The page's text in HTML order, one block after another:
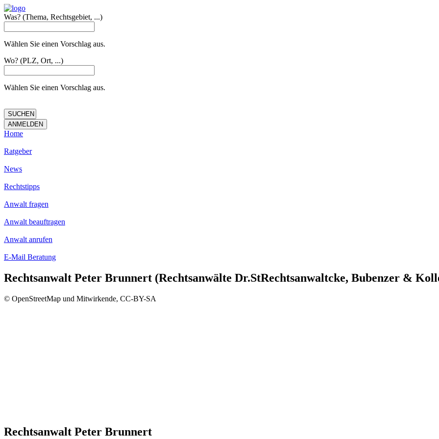
Was? (Thema, Rechtsgebiet, ...)
Wählen Sie einen Vorschlag aus.
Wo? (PLZ, Ort, ...)
Wählen Sie einen Vorschlag aus.
Home
Ratgeber
News
Rechtstipps
Anwalt fragen
Anwalt beauftragen
Anwalt anrufen
E-Mail Beratung
Rechtsanwalt Peter Brunnert (Rechtsanwälte Dr.StRechtsanwaltcke, Bubenzer &
© OpenStreetMap und Mitwirkende, CC-BY-SA
Rechtsanwalt Peter Brunnert